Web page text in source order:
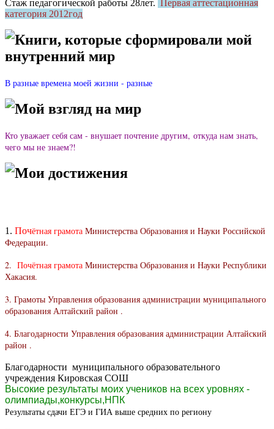
Стаж педагогической работы 28лет.
Первая аттестационная
категория 2012год
Книги, которые сформировали мой
внутренний мир
В разные времена моей жизни - разные
Мой взгляд на мир
Кто уважает себя сам - внушает почтение другим, откуда нам знать,
чего мы не знаем?!
Мои достижения
1. Почётная грамота Министерства Образования и Науки Российской
Федерации.
2. Почётная грамота Министерства Образования и Науки Республики
Хакасия.
3. Грамоты Управления образования администрации муниципального
образования Алтайский район .
4. Благодарности Управления образования администрации Алтайский
район .
Благодарности муниципального образовательного
учреждения Кировская СОШ
Высокие результаты моих учеников на всех уровнях -
олимпиады,конкурсы,НПК
Результаты сдачи ЕГЭ и ГИА выше средних по региону